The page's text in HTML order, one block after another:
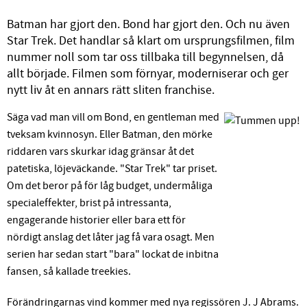
Batman har gjort den. Bond har gjort den. Och nu även
Star Trek. Det handlar så klart om ursprungsfilmen, film
nummer noll som tar oss tillbaka till begynnelsen, då
allt började. Filmen som förnyar, moderniserar och ger
nytt liv åt en annars rätt sliten franchise.
Säga vad man vill om Bond, en gentleman med
tveksam kvinnosyn. Eller Batman, den mörke
riddaren vars skurkar idag gränsar åt det
patetiska, löjeväckande. "Star Trek" tar priset.
Om det beror på för låg budget, undermåliga
specialeffekter, brist på intressanta,
engagerande historier eller bara ett för
nördigt anslag det låter jag få vara osagt. Men
serien har sedan start "bara" lockat de inbitna
fansen, så kallade treekies.
Förändringarnas vind kommer med nya regissören J. J Abrams.